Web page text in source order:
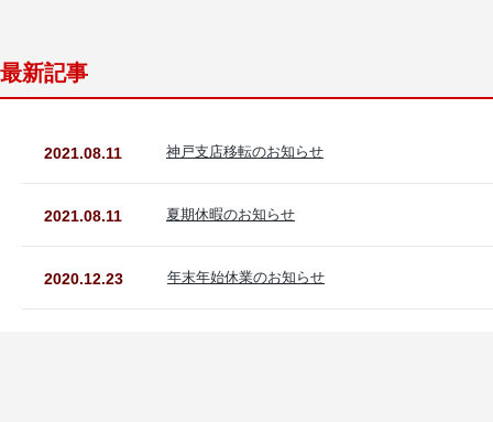
最新記事
2021.08.11 神戸支店移転のお知らせ
2021.08.11 夏期休暇のお知らせ
2020.12.23 年末年始休業のお知らせ